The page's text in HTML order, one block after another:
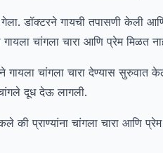
डॉक्टरने गायची तपासणी केली
चांगला चारा आणि प्रेम मिळत
चांगला चारा देण्यास सुरुवात
दूध देऊ लागली.
की प्राण्यांना चांगला चारा आणि